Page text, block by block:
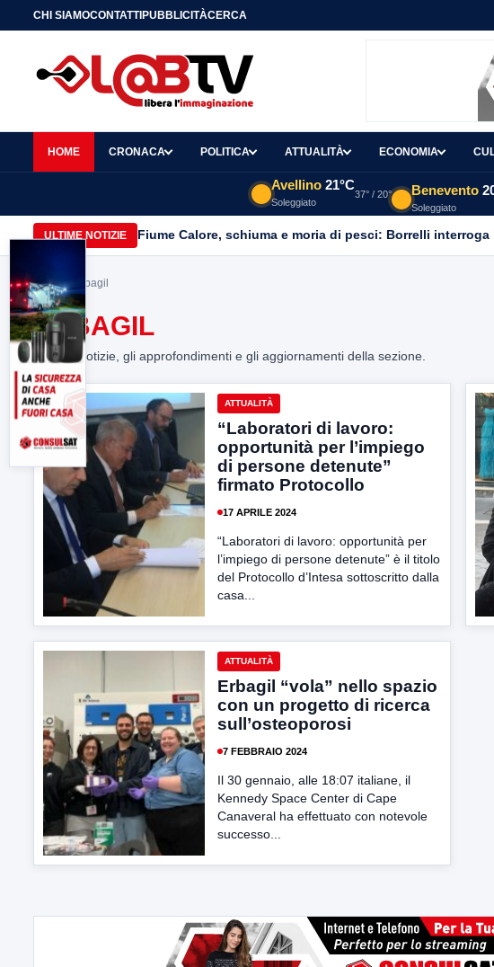
CHI SIAMOCONTATTIPUBBLICITÀCERCA
HOME CRONACA POLITICA ATTUALITÀ ECONOMIA
Avellino 21°C
Soleggiato
37° / 20° Benevento
Soleggiato
ULTIME NOTIZIE Fiume Calore, schiuma e moria di pesci: Borrelli
Home> erbagil
ERBAGIL
Tutte le notizie, gli approfondimenti e gli aggiornamenti della sezione.
ATTUALITÀ
“Laboratori di lavoro:
opportunità per l’impiego
di persone detenute”
firmato Protocollo
17 APRILE 2024
“Laboratori di lavoro: opportunità per
l’impiego di persone detenute” è il titolo
del Protocollo d’Intesa sottoscritto dalla
casa...
ATTUALITÀ
Erbagil “vola” nello spazio
con un progetto di ricerca
sull’osteoporosi
7 FEBBRAIO 2024
Il 30 gennaio, alle 18:07 italiane, il
Kennedy Space Center di Cape
Canaveral ha effettuato con notevole
successo...